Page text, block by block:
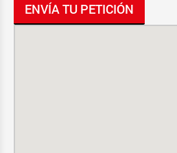
ENVÍA TU PETICIÓN